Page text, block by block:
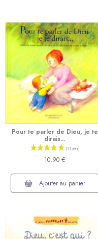
Pour te parler de Dieu, je te
dirais...
10,90 €
Ajouter au panier